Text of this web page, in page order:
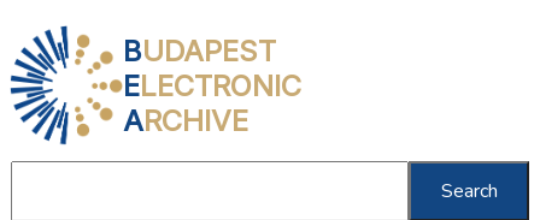
BUDAPEST
ELECTRONIC
ARCHIVE
Search